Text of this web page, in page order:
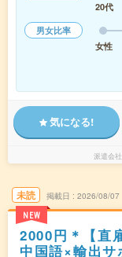
20代
男女比率
女性
気になる!
派遣会社
未読
NEW
掲載日 2026/08/07
2000円＊【直
中国語×輸出サ